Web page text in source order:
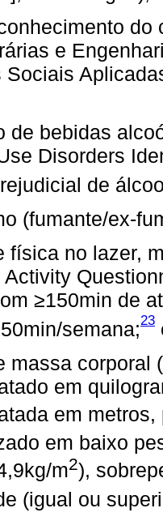
do
e
Sociais
de bebidas
Disorders
de
(fumante/ex-
física no lazer,
≥150min de
semana;23
massa corporal
em
em
em baixo
m2),
(igual ou